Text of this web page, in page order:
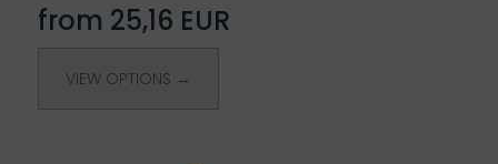
from 25,16 EUR
VIEW OPTIONS →